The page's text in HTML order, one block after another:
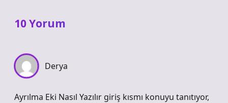
10 Yorum
Derya
Ayrılma Eki Nasıl Yazılır giriş kısmı konuyu tanıtıyor,